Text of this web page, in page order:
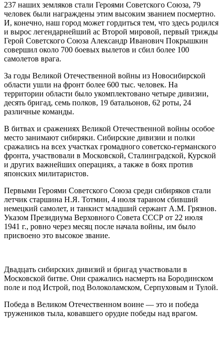
237 наших земляков стали Героями Советского Союза, 79
человек были награждены этим высоким званием посмертно.
И, конечно, наш город может гордиться тем, что здесь родился
и вырос легендарнейший ас Второй мировой, первый трижды
Герой Советского Союза Александр Иванович Покрышкин
совершил около 700 боевых вылетов и сбил более 100
самолетов врага.
За годы Великой Отечественной войны из Новосибирской
области ушли на фронт более 600 тыс. человек. На
территории области было укомплектовано четыре дивизии,
десять бригад, семь полков, 19 батальонов, 62 роты, 24
различные команды.
В битвах и сражениях Великой Отечественной войны особое
место занимают сибиряки. Сибирские дивизии и полки
сражались на всех участках громадного советско-германского
фронта, участвовали в Московской, Сталинградской, Курской
и других важнейших операциях, а также в боях против
японских милитаристов.
Первыми Героями Советского Союза среди сибиряков стали
летчик старшина Н.Я. Тотмин, 4 июля тараном сбивший
немецкий самолет, и танкист младший сержант А.М. Грязнов.
Указом Президиума Верховного Совета СССР от 22 июля
1941 г., ровно через месяц после начала войны, им было
присвоено это высокое звание.
Двадцать сибирских дивизий и бригад участвовали в
Московской битве. Они сражались насмерть на Бородинском
поле и под Истрой, под Волоколамском, Серпуховым и Тулой.
Победа в Великом Отечественном воине — это и победа
тружеников тыла, ковавшего орудие победы над врагом.